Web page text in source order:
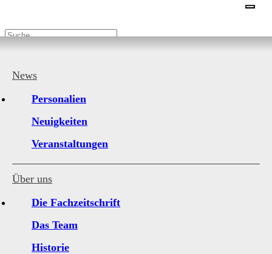
News
Personalien
Neuigkeiten
Veranstaltungen
Über uns
Die Fachzeitschrift
Das Team
Historie
2026
2025
2024
2023
2020
2018